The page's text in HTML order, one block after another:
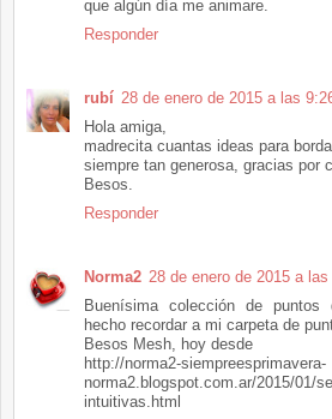
que algún día me animare.
Responder
rubí 28 de enero de 2015 a las
Hola amiga,
madrecita cuantas ideas para
siempre tan generosa, gracias por
Besos.
Responder
Norma2 28 de enero de 2015 a
Buenísima colección de
hecho recordar a mi carpeta de
Besos Mesh, hoy desde
http://norma2-siempreesprimavera-
norma2.blogspot.com.ar/2015/01/
intuitivas.html